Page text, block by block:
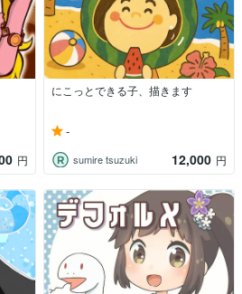
円
にこっとできる子、描きます
-
sumire tsuzuki 12,000 円